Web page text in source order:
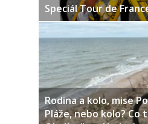
Speciál Tour de
Rodina a kolo, mise
Pláže, nebo kolo? Co